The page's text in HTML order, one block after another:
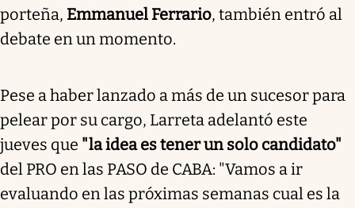
porteña, Emmanuel Ferrario, también entró al
debate en un momento.
Pese a haber lanzado a más de un sucesor para
pelear por su cargo, Larreta adelantó este
jueves que "la idea es tener un solo candidato"
del PRO en las PASO de CABA: "Vamos a ir
evaluando en las próximas semanas cual es la